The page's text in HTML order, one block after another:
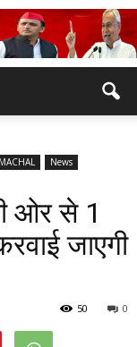
News
ओर से 1
जाएगी
0
50